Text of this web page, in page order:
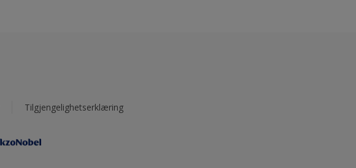
Tilgjengelighetserklæring